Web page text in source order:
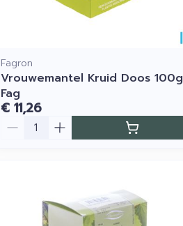
Fagron
Vrouwemantel Kruid Doos 100g
Fag
€ 11,26
Aantal